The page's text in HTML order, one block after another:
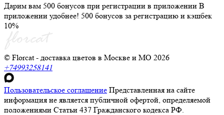
Дарим вам 500 бонусов при регистрации в приложении В
приложении удобнее! 500 бонусов за регистрацию и кэшбек
10%
© Florcat - доставка цветов в Москве и МО 2026
+74993258141
Пользовательское соглашение Представленная на сайте
информация не является публичной офертой, определяемой
положениями Статьи 437 Гражданского кодекса РФ.